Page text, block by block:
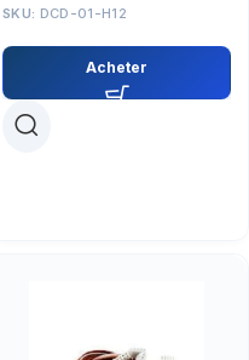
SKU: DCD-01-H12
Acheter